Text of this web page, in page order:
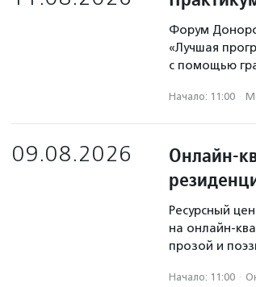
Форум
«Лучшая
с помощью
Начало: 11:00 ·
09.08.2026
Онлайн-
Ресурсный
на онлайн-
прозой и
Начало: 11:00 ·